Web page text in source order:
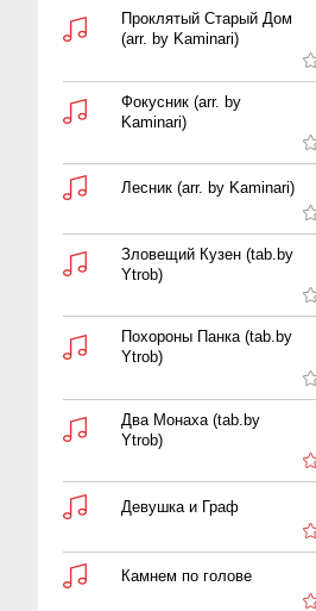
Проклятый Старый Дом
(arr. by Kaminari)
Фокусник (arr. by
Kaminari)
Лесник (arr. by Kaminari)
Зловещий Кузен (tab.by
Ytrob)
Похороны Панка (tab.by
Ytrob)
Два Монаха (tab.by
Ytrob)
Девушка и Граф
Камнем по голове